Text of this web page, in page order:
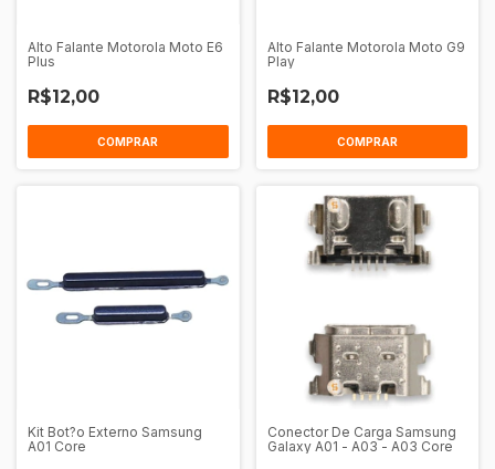
Alto Falante Motorola Moto E6
Plus
R$12,00
Alto Falante Motorola Moto G9
Play
R$12,00
Kit Bot?o Externo Samsung
A01 Core
Conector De Carga Samsung
Galaxy A01 - A03 - A03 Core